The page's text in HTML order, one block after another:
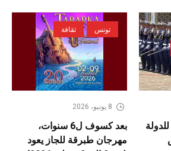
تونس ثقافة
8 يونيو، 2026
بعد كسوف ل6 سنوات،
مهرجان طبرقة للجاز يعود